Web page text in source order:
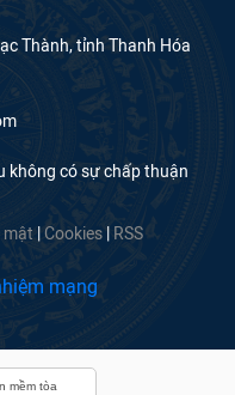
Thành, tỉnh Thanh Hóa
không có sự chấp thuận
mật Cookies RSS
mềm tòa